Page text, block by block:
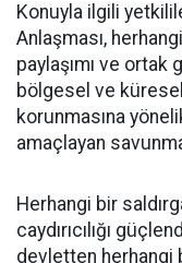
Konuyla ilgili
Anlaşması,
paylaşımı ve ortak
bölgesel ve
korunmasına
amaçlayan
Herhangi bir
caydırıcılığı
devletten herhangi